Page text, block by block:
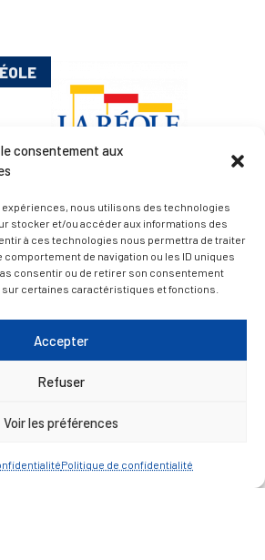
consentement aux
nous utilisons des technologies
stocker et/ou accéder aux informations des
à ces technologies nous permettra de traiter
comportement de navigation ou les ID uniques
consentir ou de retirer son consentement
sur certaines caractéristiques et fonctions.
Accepter
Refuser
Voir les préférences
Politique de confidentialité
Charles de Gaulle
33 190 La Réole
05 56 61 10 11
inclus : 8h30 à 12h30 et 13h30 à
17h00
Contacter la Mairie